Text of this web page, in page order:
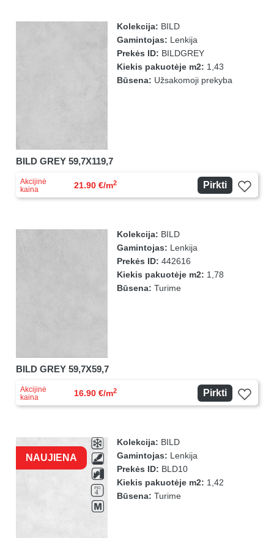
Kolekcija: BILD
Gamintojas: Lenkija
Prekės ID: BILDGREY
Kiekis pakuotėje m2: 1,43
Būsena: Užsakomoji prekyba
BILD GREY 59,7X119,7
Akcijinė
kaina
21.90 €/m2 Pirkti
Kolekcija: BILD
Gamintojas: Lenkija
Prekės ID: 442616
Kiekis pakuotėje m2: 1,78
Būsena: Turime
BILD GREY 59,7X59,7
Akcijinė
kaina
16.90 €/m2 Pirkti
NAUJIENA
Kolekcija: BILD
Gamintojas: Lenkija
Prekės ID: BLD10
Kiekis pakuotėje m2: 1,42
Būsena: Turime